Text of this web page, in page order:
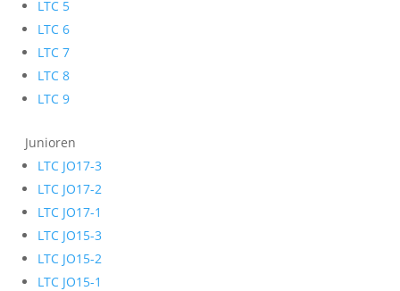
LTC 5
LTC 6
LTC 7
LTC 8
LTC 9
Junioren
LTC JO17-3
LTC JO17-2
LTC JO17-1
LTC JO15-3
LTC JO15-2
LTC JO15-1